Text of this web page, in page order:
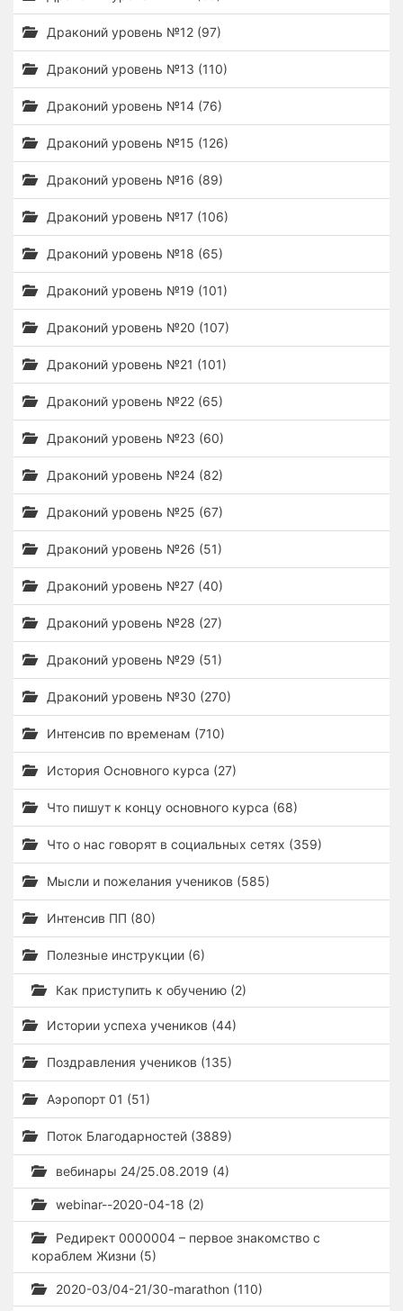
Драконий уровень №12 (97)
Драконий уровень №13 (110)
Драконий уровень №14 (76)
Драконий уровень №15 (126)
Драконий уровень №16 (89)
Драконий уровень №17 (106)
Драконий уровень №18 (65)
Драконий уровень №19 (101)
Драконий уровень №20 (107)
Драконий уровень №21 (101)
Драконий уровень №22 (65)
Драконий уровень №23 (60)
Драконий уровень №24 (82)
Драконий уровень №25 (67)
Драконий уровень №26 (51)
Драконий уровень №27 (40)
Драконий уровень №28 (27)
Драконий уровень №29 (51)
Драконий уровень №30 (270)
Интенсив по временам (710)
История Основного курса (27)
Что пишут к концу основного курса (68)
Что о нас говорят в социальных сетях (359)
Мысли и пожелания учеников (585)
Интенсив ПП (80)
Полезные инструкции (6)
Как приступить к обучению (2)
Истории успеха учеников (44)
Поздравления учеников (135)
Аэропорт 01 (51)
Поток Благодарностей (3889)
вебинары 24/25.08.2019 (4)
webinar--2020-04-18 (2)
Редирект 0000004 – первое знакомство с
кораблем Жизни (5)
2020-03/04-21/30-marathon (110)